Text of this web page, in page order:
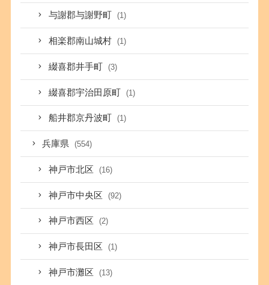
与謝郡与謝野町 (1)
相楽郡南山城村 (1)
綴喜郡井手町 (3)
綴喜郡宇治田原町 (1)
船井郡京丹波町 (1)
兵庫県 (554)
神戸市北区 (16)
神戸市中央区 (92)
神戸市西区 (2)
神戸市長田区 (1)
神戸市灘区 (13)